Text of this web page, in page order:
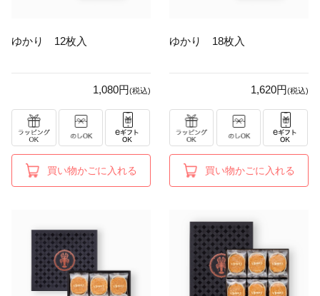
ゆかり 12枚入
1,080円(税込)
買い物かごに入れる
ゆかり 18枚入
1,620円(税込)
買い物かごに入れる